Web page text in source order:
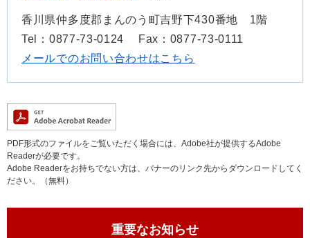
香川県仲多度郡まんのう町吉野下430番地 1階
Tel：0877-73-0124
Fax：0877-73-0111
メールでのお問い合わせはこちら
PDF形式のファイルをご覧いただく場合には、Adobe社が提供するAdobe
Readerが必要です。
Adobe Readerをお持ちでない方は、バナーのリンク先からダウンロードしてく
ださい。（無料）
重要なお知らせ